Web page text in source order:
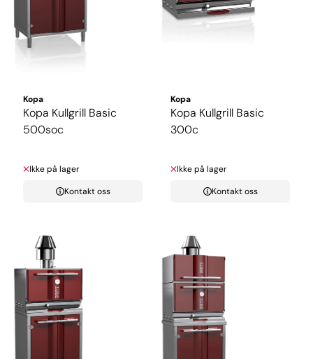
Kopa
Kopa Kullgrill Basic
500soc
Ikke på lager
Kontakt oss
Kopa
Kopa Kullgrill Basic
300c
Ikke på lager
Kontakt oss